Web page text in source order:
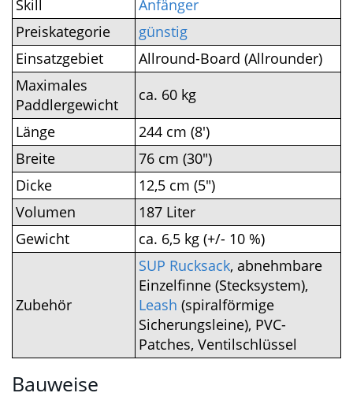
Marke
Itiwit (Decathlon)
Skill
Anfänger
Preiskategorie
günstig
Einsatzgebiet
Allround-Board (Allrounder)
Maximales
Paddlergewicht
ca. 60 kg
Länge
244 cm (8′)
Breite
76 cm (30″)
Dicke
12,5 cm (5″)
Volumen
187 Liter
ca. 6,5 kg (+/- 10 %)
SUP Rucksack, abnehmbare
Einzelfinne (Stecksystem),
Leash(spiralförmige
Sicherungsleine), PVC-